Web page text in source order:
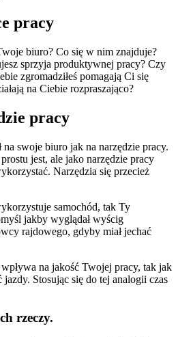
pracy
biuro? Co się w nim znajduje?
sprzyja produktywnej pracy? Czy
zgromadziłeś pomagają Ci się
na Ciebie rozpraszająco?
pracy
na swoje biuro jak na narzędzie pracy.
jest, ale jako narzędzie pracy
Narzędzia się przecież
samochód, tak Ty
jakby wyglądał wyścig
rajdowego, gdyby miał jechać
na jakość Twojej pracy, tak jak
Stosując się do tej analogii czas
rzeczy.